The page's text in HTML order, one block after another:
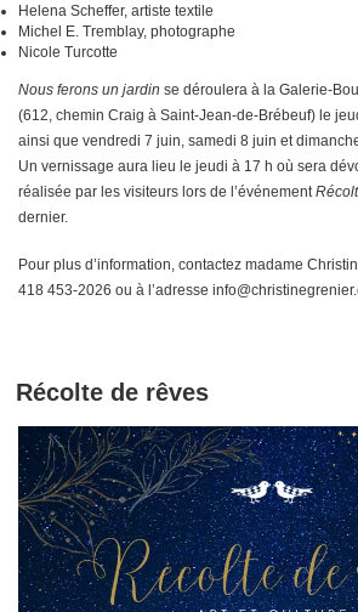
Helena Scheffer, artiste textile
Michel E. Tremblay, photographe
Nicole Turcotte
Nous ferons un jardin se déroulera à la Galerie-
(612, chemin Craig à Saint-Jean-de-Brébeuf) le
ainsi que vendredi 7 juin, samedi 8 juin et
Un vernissage aura lieu le jeudi à 17 h où sera
réalisée par les visiteurs lors de l’événement
dernier.
Pour plus d’information, contactez madame
418 453-2026 ou à l’adresse
Récolte de rêves